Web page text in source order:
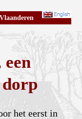
een
het eerst in